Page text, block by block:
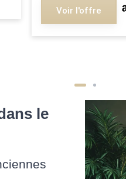
Voir l'offre
le